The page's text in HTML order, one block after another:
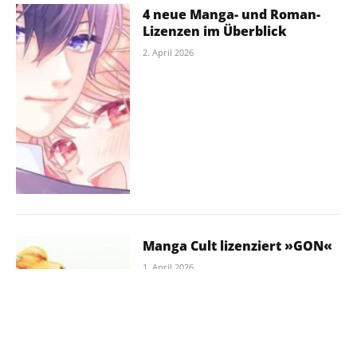
4 neue Manga- und Roman-
Lizenzen im Überblick
2. April 2026
Manga Cult lizenziert »GON«
1. April 2026